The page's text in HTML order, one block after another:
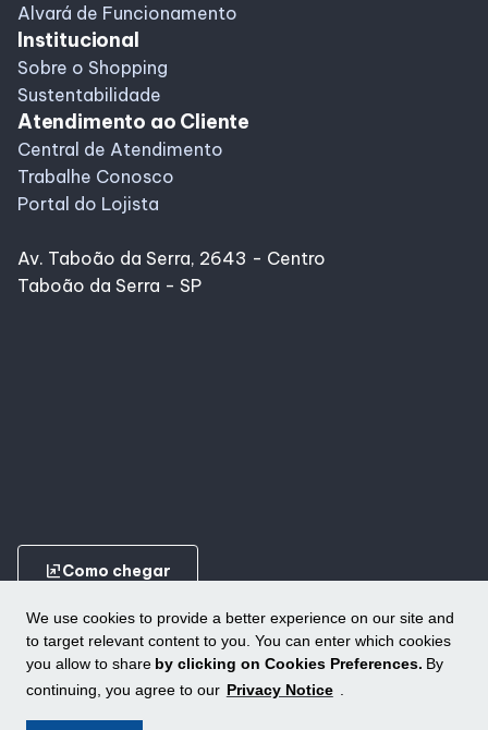
We use cookies to provide a better experience on our site and
to target relevant content to you. You can enter which cookies
you allow to share by clicking on Cookies Preferences. By
continuing, you agree to our Privacy Notice .
Alvará de Funcionamento
Institucional
Sobre o Shopping
Sustentabilidade
Atendimento ao Cliente
Central de Atendimento
Trabalhe Conosco
Portal do Lojista
Av. Taboão da Serra, 2643 - Centro
Taboão da Serra - SP
ungroupComo chegar